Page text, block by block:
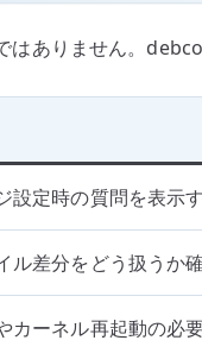
はありません。
設定時の質問を表示
ル差分をどう扱うか
カーネル再起動の必